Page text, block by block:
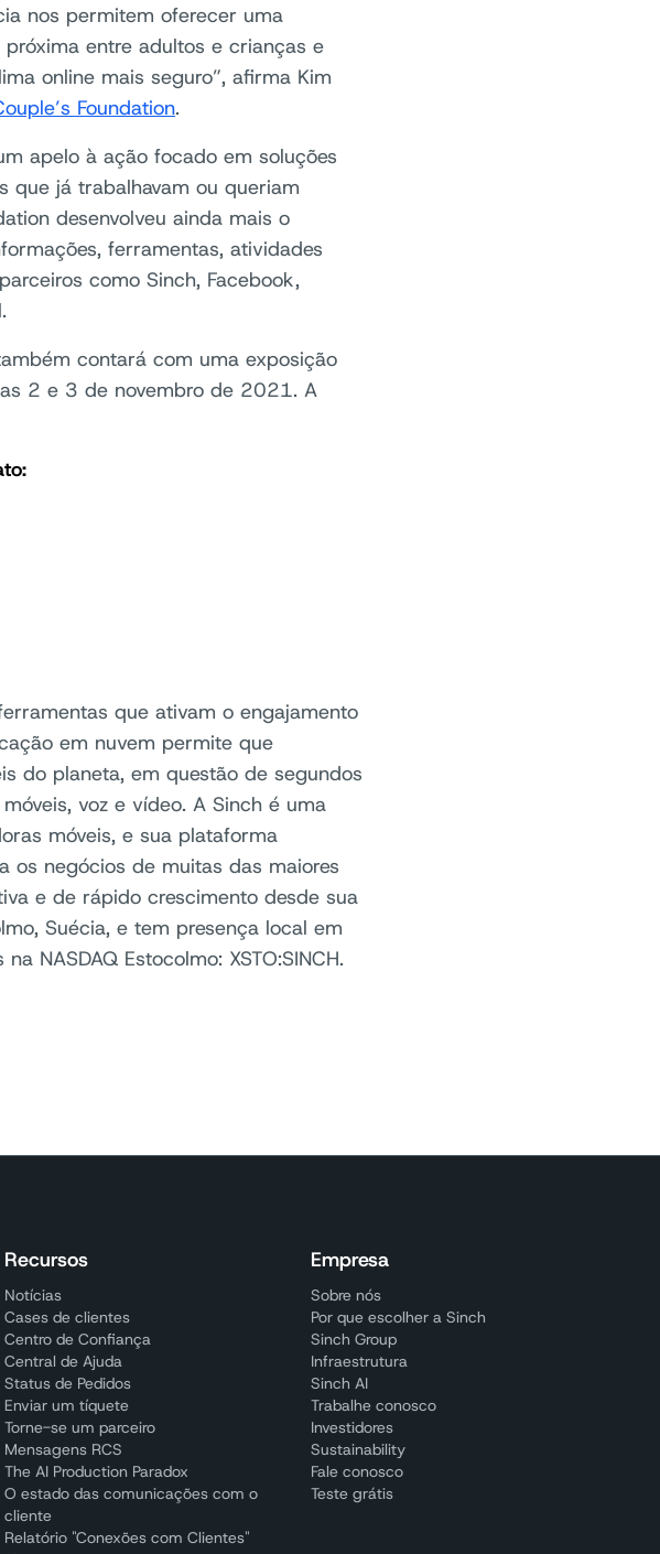
nos permitem oferecer uma
entre adultos e crianças e
online mais seguro”, afirma Kim
Foundation.
apelo à ação focado em soluções
que já trabalhavam ou queriam
desenvolveu ainda mais o
ferramentas, atividades
como Sinch, Facebook,
contará com uma exposição
2 e 3 de novembro de 2021. A
que ativam o engajamento
em nuvem permite que
do planeta, em questão de segundos
voz e vídeo. A Sinch é uma
móveis, e sua plataforma
os negócios de muitas das maiores
e de rápido crescimento desde sua
Suécia, e tem presença local em
NASDAQ Estocolmo: XSTO:SINCH.
Recursos
Notícias
Cases de clientes
Centro de Confiança
Central de Ajuda
Status de Pedidos
Enviar um tíquete
Torne-se um parceiro
Mensagens RCS
The AI Production Paradox
O estado das comunicações com o
cliente
Relatório "Conexões com Clientes"
Empresa
Sobre nós
Por que escolher a Sinch
Sinch Group
Infraestrutura
Sinch AI
Trabalhe conosco
Investidores
Sustainability
Fale conosco
Teste grátis